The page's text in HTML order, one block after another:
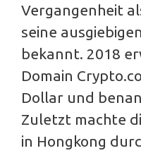
Vergangenheit
seine
bekannt. 2018
Domain
Dollar und
Zuletzt machte
in Hongkong